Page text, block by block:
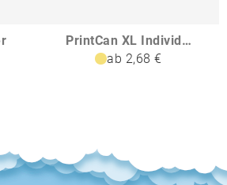
PrintCan XL Individuelle Kühlhülle
ab 2,68 €